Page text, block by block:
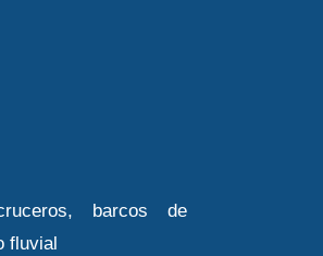
barcos de
fluvial